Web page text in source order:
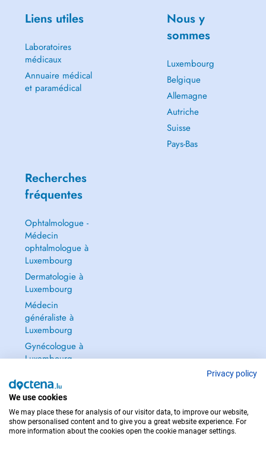
Liens utiles
Laboratoires
médicaux
Annuaire médical
et paramédical
Nous y
sommes
Luxembourg
Belgique
Allemagne
Autriche
Suisse
Pays-Bas
Recherches
fréquentes
Ophtalmologue -
Médecin
ophtalmologue à
Luxembourg
Dermatologie à
Luxembourg
Médecin
généraliste à
Luxembourg
Gynécologue à
Luxembourg
POUR LES URGENCES, CONSULTEZ : 112
Privacy policy
We use cookies
We may place these for analysis of our visitor data, to improve our website,
show personalised content and to give you a great website experience. For
more information about the cookies open the cookie manager settings.